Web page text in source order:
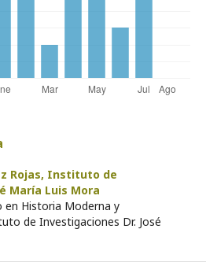
Rojas, Instituto de
María Luis Mora
Historia Moderna y
de Investigaciones Dr. José